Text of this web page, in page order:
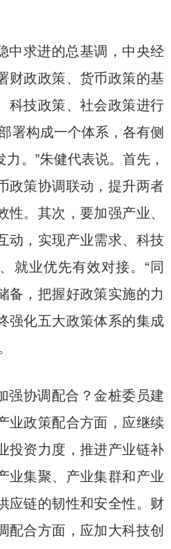
中求进的总基调，中央经
财政政策、货币政策的基
科技政策、社会政策进行
署构成一个体系，各有侧
。”朱健代表说。首先，
政策协调联动，提升两者
性。其次，要加强产业、
动，实现产业需求、科技
就业优先有效对接。“同
备，把握好政策实施的力
强化五大政策体系的集成
强协调配合？金桩委员建
业政策配合方面，应继续
投资力度，推进产业链补
业集聚、产业集群和产业
应链的韧性和安全性。财
配合方面，应加大科技创